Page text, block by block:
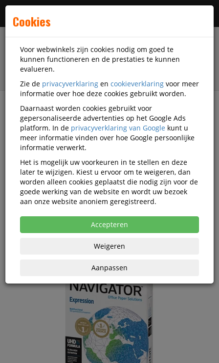
filter
Papierwaren
Kopieerpapier
Papier A4 wit 90 Gram
Navigator Kopieerpapier A4
Expression Wit 90 Gram 500 Vel
Korting vanaf aankoop 3 eenheden, zieprijsoverzicht
Cookies
Voor webwinkels zijn cookies nodig om goed te
kunnen functioneren en de prestaties te kunnen
evalueren.
Zie de privacyverklaring en cookieverklaring voor meer
informatie over hoe deze cookies gebruikt worden.
Daarnaast worden cookies gebruikt voor
gepersonaliseerde advertenties op het Google Ads
platform. In de privacyverklaring van Google kunt u
meer informatie vinden over hoe Google persoonlijke
informatie verwerkt.
Het is mogelijk uw voorkeuren in te stellen en deze
later te wijzigen. Kiest u ervoor om te weigeren, dan
worden alleen cookies geplaatst die nodig zijn voor de
goede werking van de website en wordt uw bezoek
aan onze website anoniem geregistreerd.
Accepteren
Weigeren
Aanpassen